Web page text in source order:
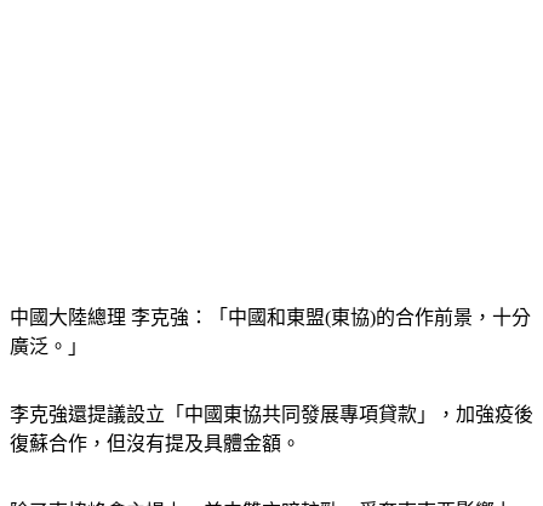
中國大陸總理 李克強：「中國和東盟(東協)的合作前景，十分
廣泛。」
李克強還提議設立「中國東協共同發展專項貸款」，加強疫後
復蘇合作，但沒有提及具體金額。